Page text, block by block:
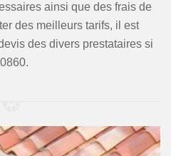
ainsi que des frais de
des meilleurs tarifs, il est
des divers prestataires si